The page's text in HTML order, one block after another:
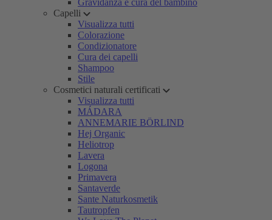
Gravidanza e cura del bambino
Capelli
Visualizza tutti
Colorazione
Condizionatore
Cura dei capelli
Shampoo
Stile
Cosmetici naturali certificati
Visualizza tutti
MÁDARA
ANNEMARIE BÖRLIND
Hej Organic
Heliotrop
Lavera
Logona
Primavera
Santaverde
Sante Naturkosmetik
Tautropfen